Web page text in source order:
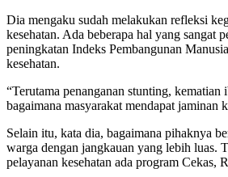
Dia mengaku sudah melakukan refleksi
kesehatan. Ada beberapa hal yang sangat
peningkatan Indeks Pembangunan
kesehatan.
“Terutama penanganan stunting, kematian
bagaimana masyarakat mendapat jaminan
Selain itu, kata dia, bagaimana pihaknya
warga dengan jangkauan yang lebih luas.
pelayanan kesehatan ada program Cekas,